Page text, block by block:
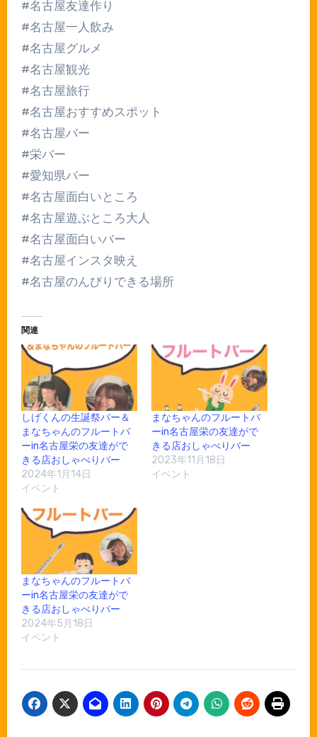
#名古屋友達作り
#名古屋一人飲み
#名古屋グルメ
#名古屋観光
#名古屋旅行
#名古屋おすすめスポット
#名古屋バー
#栄バー
#愛知県バー
#名古屋面白いところ
#名古屋遊ぶところ大人
#名古屋面白いバー
#名古屋インスタ映え
#名古屋のんびりできる場所
関連
しげくんの生誕祭バー＆
まなちゃんのフルートバ
ーin名古屋栄の友達がで
きる店おしゃべりバー
2024年1月14日
イベント
まなちゃんのフルートバ
ーin名古屋栄の友達がで
きる店おしゃべりバー
2023年11月18日
イベント
まなちゃんのフルートバ
ーin名古屋栄の友達がで
きる店おしゃべりバー
2024年5月18日
イベント